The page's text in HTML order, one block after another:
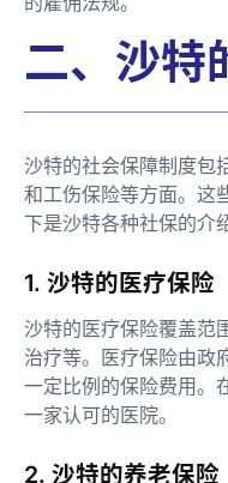
二、沙特
沙特的社会保障制度包
和工伤保险等方面。这
下是沙特各种社保的介
1. 沙特的医疗保险
沙特的医疗保险覆盖范
治疗等。医疗保险由政
一定比例的保险费用。
一家认可的医院。
2. 沙特的养老保险